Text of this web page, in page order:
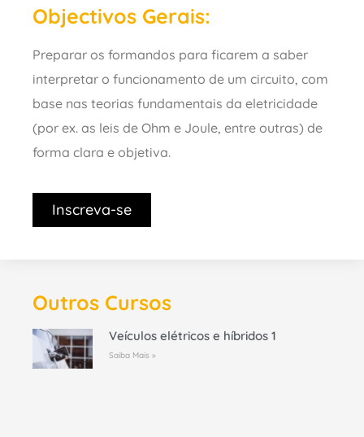
Objectivos Gerais:
Preparar os formandos para ficarem a saber
interpretar o funcionamento de um circuito, com
base nas teorias fundamentais da eletricidade
(por ex. as leis de Ohm e Joule, entre outras) de
forma clara e objetiva.
Inscreva-se
Outros Cursos
Veículos elétricos e híbridos 1
Saiba Mais »